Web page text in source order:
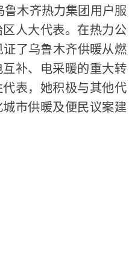
鲁木齐热力集团用户服
人大代表。在热力公
了乌鲁木齐供暖从燃
补、电采暖的重大转
表，她积极与其他代
市供暖及便民议案建